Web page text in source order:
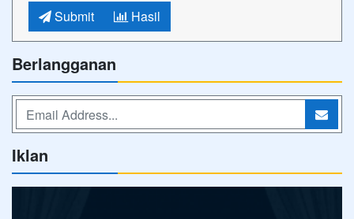
Submit Hasil
Berlangganan
Iklan